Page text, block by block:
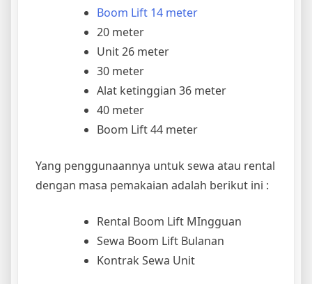
Boom Lift 14 meter
20 meter
Unit 26 meter
30 meter
Alat ketinggian 36 meter
40 meter
Boom Lift 44 meter
Yang penggunaannya untuk sewa atau rental
dengan masa pemakaian adalah berikut ini :
Rental Boom Lift MIngguan
Sewa Boom Lift Bulanan
Kontrak Sewa Unit